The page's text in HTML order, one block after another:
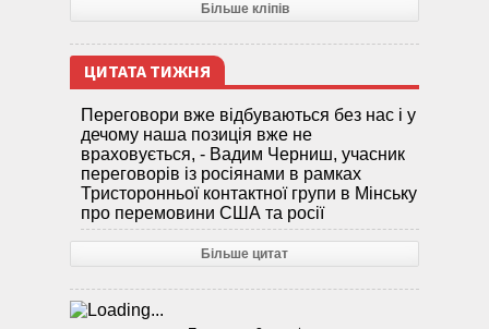
Більше кліпів
ЦИТАТА ТИЖНЯ
Переговори вже відбуваються без нас і у
дечому наша позиція вже не
враховується, - Вадим Черниш, учасник
переговорів із росіянами в рамках
Тристоронньої контактної групи в Мінську
про перемовини США та росії
Більше цитат